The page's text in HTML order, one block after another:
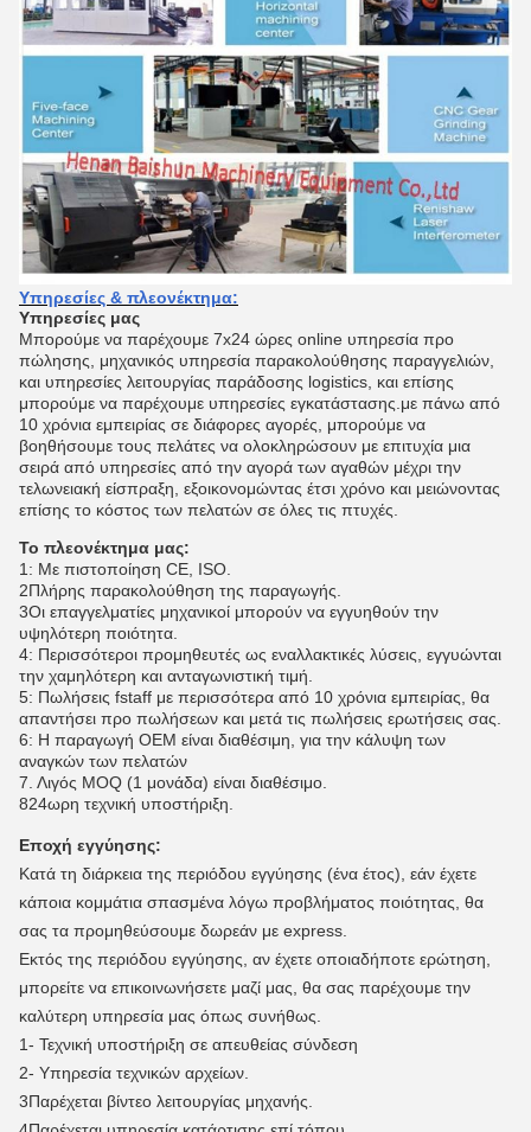
Υπηρεσίες & πλεονέκτημα:
Υπηρεσίες μας
Μπορούμε να παρέχουμε 7x24 ώρες online υπηρεσία προ
πώλησης, μηχανικός υπηρεσία παρακολούθησης παραγγελιών,
και υπηρεσίες λειτουργίας παράδοσης logistics, και επίσης
μπορούμε να παρέχουμε υπηρεσίες εγκατάστασης.με πάνω από
10 χρόνια εμπειρίας σε διάφορες αγορές, μπορούμε να
βοηθήσουμε τους πελάτες να ολοκληρώσουν με επιτυχία μια
σειρά από υπηρεσίες από την αγορά των αγαθών μέχρι την
τελωνειακή είσπραξη, εξοικονομώντας έτσι χρόνο και μειώνοντας
επίσης το κόστος των πελατών σε όλες τις πτυχές.
Το πλεονέκτημα μας:
1: Με πιστοποίηση CE, ISO.
2Πλήρης παρακολούθηση της παραγωγής.
3Οι επαγγελματίες μηχανικοί μπορούν να εγγυηθούν την
υψηλότερη ποιότητα.
4: Περισσότεροι προμηθευτές ως εναλλακτικές λύσεις, εγγυώνται
την χαμηλότερη και ανταγωνιστική τιμή.
5: Πωλήσεις fstaff με περισσότερα από 10 χρόνια εμπειρίας, θα
απαντήσει προ πωλήσεων και μετά τις πωλήσεις ερωτήσεις σας.
6: Η παραγωγή OEM είναι διαθέσιμη, για την κάλυψη των
αναγκών των πελατών
7. Λιγός MOQ (1 μονάδα) είναι διαθέσιμο.
824ωρη τεχνική υποστήριξη.
Εποχή εγγύησης:
Κατά τη διάρκεια της περιόδου εγγύησης (ένα έτος), εάν έχετε
κάποια κομμάτια σπασμένα λόγω προβλήματος ποιότητας, θα
σας τα προμηθεύσουμε δωρεάν με express.
Εκτός της περιόδου εγγύησης, αν έχετε οποιαδήποτε ερώτηση,
μπορείτε να επικοινωνήσετε μαζί μας, θα σας παρέχουμε την
καλύτερη υπηρεσία μας όπως συνήθως.
1- Τεχνική υποστήριξη σε απευθείας σύνδεση
2- Υπηρεσία τεχνικών αρχείων.
3Παρέχεται βίντεο λειτουργίας μηχανής.